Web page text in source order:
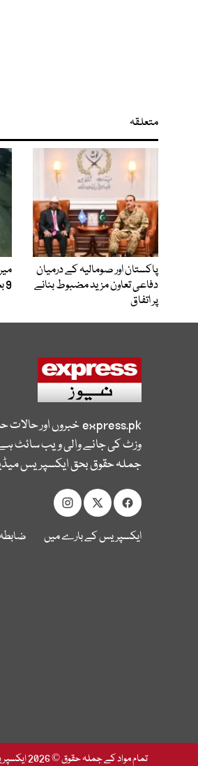
متعلقہ
پاکستان اور صومالیہ کے درمیان
دفاعی تعاون مزید مضبوط بنانے
پر اتفاق
9 بجے ہوگی
express.pkخبروں اور
وزٹ کی جانے والی ویب سائٹ
جملہ حقوق بحق ایکسپریس
ایکسپریس کے بارے میں
تمام مواد کے جملہ حقوق © 2026 ایکسپریس اردو